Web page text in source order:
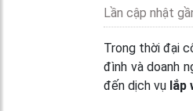
Lần cập nhật
Trong thời đại
đình và doanh
đến dịch vụ lắp